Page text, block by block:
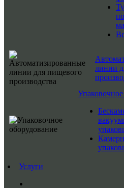
линии
Услуги